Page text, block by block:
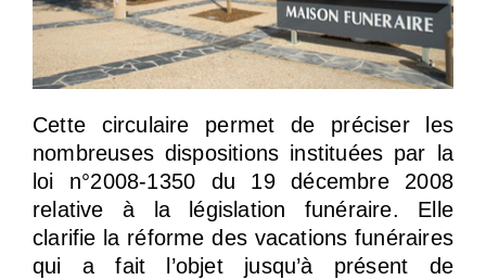
Cette circulaire permet de préciser les
nombreuses dispositions instituées par la
loi n°2008-1350 du 19 décembre 2008
relative à la législation funéraire. Elle
clarifie la réforme des vacations funéraires
qui a fait l’objet jusqu’à présent de